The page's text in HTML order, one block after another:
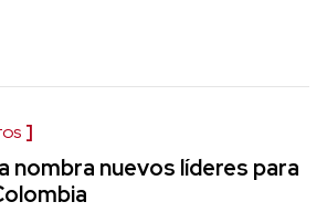
nombra nuevos líderes para